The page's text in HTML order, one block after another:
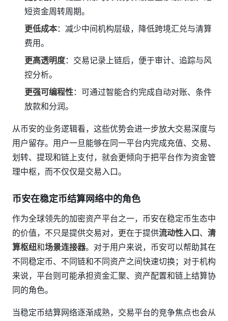
短资金周转周期。
更低成本：减少中间机构层级，降低跨境汇兑与清算
费用。
更高透明度：交易记录上链后，便于审计、追踪与风
控分析。
更强可编程性：可通过智能合约完成自动对账、条件
放款和分润。
从币安的业务逻辑看，这些优势会进一步放大交易深度与
用户留存。用户一旦能够在同一平台内完成充值、交易、
划转、提现和链上支付，就会更倾向于把平台作为资金管
理中枢，而不仅仅是交易入口。
币安在稳定币结算网络中的角色
作为全球领先的加密资产平台之一，币安在稳定币生态中
的价值，不只是提供交易对，更在于提供流动性入口、 清
算枢纽和场景连接器。对于用户来说，币安可以帮助其在
不同稳定币、不同链和不同资产之间快速切换；对于机构
来说，平台则可能承担资金汇聚、资产配置和链上结算协
同的角色。
当稳定币结算网络逐渐成熟，交易平台的竞争焦点也会从